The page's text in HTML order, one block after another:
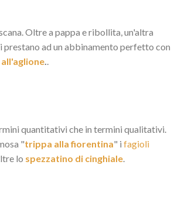
Oltre a pappa e ribollita, un'altra
prestano ad un abbinamento perfetto con
all'aglione
quantitativi che in termini qualitativi.
"trippa alla fiorentina" i fagioli
lo spezzatino di cinghiale.